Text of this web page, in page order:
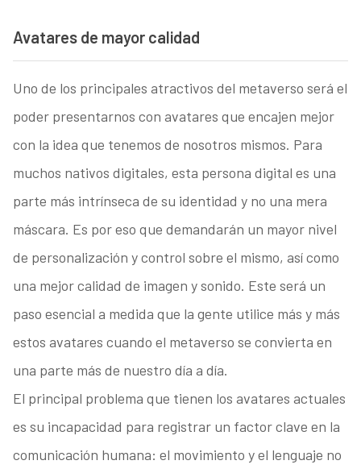
Avatares de mayor calidad
Uno de los principales atractivos del metaverso será el
poder presentarnos con avatares que encajen mejor
con la idea que tenemos de nosotros mismos. Para
muchos nativos digitales, esta persona digital es una
parte más intrínseca de su identidad y no una mera
máscara. Es por eso que demandarán un mayor nivel
de personalización y control sobre el mismo, así como
una mejor calidad de imagen y sonido. Este será un
paso esencial a medida que la gente utilice más y más
estos avatares cuando el metaverso se convierta en
una parte más de nuestro día a día.
El principal problema que tienen los avatares actuales
es su incapacidad para registrar un factor clave en la
comunicación humana: el movimiento y el lenguaje no